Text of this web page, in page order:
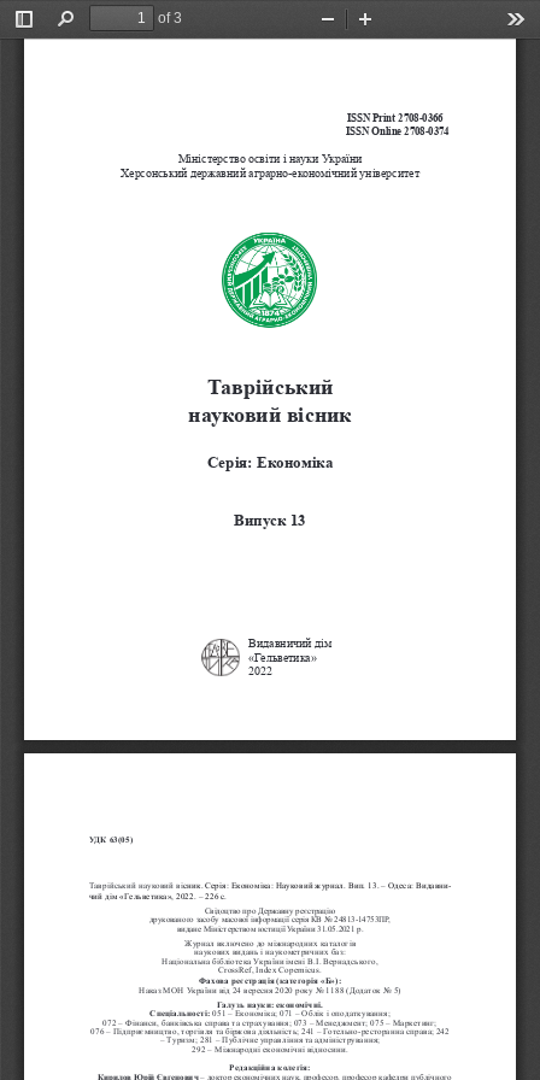
Toggle
Find
of 3
Zoom
ISSN              Print              2708-0366
                            ISSN              Online              2708-0374
Міністерство освіти і науки України
Херсонський державний аграрно-економічний університет
Таврійський
науковий вісник
Серія: Економіка
Випуск 13
Видавничий дім
«Гельветика»
2022
УДК 63(05)
Таврійський науковий вісник. Серія: Економіка: Науковий журнал. Вип. 13. – Одеса: Видавни-
чий дім «Гельветика», 2022. – 226 с.
Свідоцтво про Державну реєстрацію
друкованого засобу масової інформації серія КВ No 24813-14753ПР,
видане Міністерством юстиції України 31.05.2021 р.
Журнал включено до міжнародних каталогів
наукових видань і наукометричних баз:
Національна бібліотека України імені В.І. Вернадського,
CrossRef, Index Copernicus.
Фахова реєстрація (категорія «Б»):
Наказ МОН України від 24 вересня 2020 року No 1188 (Додаток No 5)
Галузь науки: економічні.
Спеціальності: 051 – Економіка; 071 – Облік і оподаткування;
072 – Фінанси, банківська справа та страхування; 073 – Менеджмент; 075 – Маркетинг;
076 – Підприємництво, торгівля та біржова діяльність; 241 – Готельно-ресторанна справа; 242
– Туризм; 281 – Публічне управління та адміністрування;
292 – Міжнародні економічні відносини.
Редакційна колегія:
Кирилов Юрій Євгенович – доктор економічних наук, професор, професор кафедри публічного